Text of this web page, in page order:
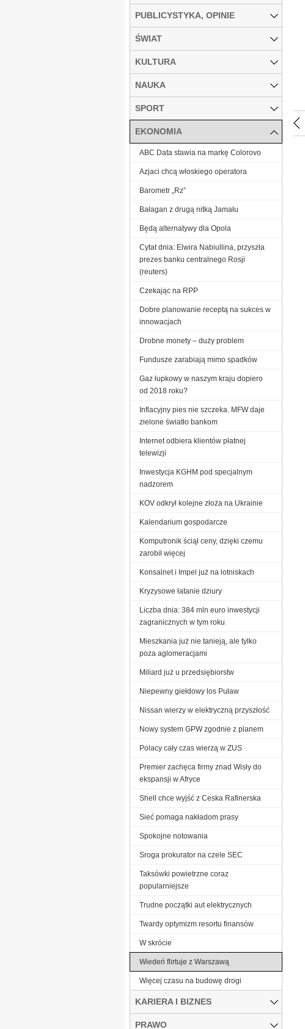
PUBLICYSTYKA, OPINIE
ŚWIAT
KULTURA
NAUKA
SPORT
EKONOMIA
ABC Data stawia na markę Colorovo
Azjaci chcą włoskiego operatora
Barometr „Rz”
Bałagan z drugą nitką Jamału
Będą alternatywy dla Opola
Cytat dnia: Elwira Nabiullina, przyszła
prezes banku centralnego Rosji
(reuters)
Czekając na RPP
Dobre planowanie receptą na sukces w
innowacjach
Drobne monety – duży problem
Fundusze zarabiają mimo spadków
Gaz łupkowy w naszym kraju dopiero
od 2018 roku?
Inflacyjny pies nie szczeka. MFW daje
zielone światło bankom
Internet odbiera klientów płatnej
telewizji
Inwestycja KGHM pod specjalnym
nadzorem
KOV odkrył kolejne złoża na Ukrainie
Kalendarium gospodarcze
Komputronik ściął ceny, dzięki czemu
zarobił więcej
Konsalnet i Impel już na lotniskach
Kryzysowe łatanie dziury
Liczba dnia: 384 mln euro inwestycji
zagranicznych w tym roku
Mieszkania już nie tanieją, ale tylko
poza aglomeracjami
Miliard już u przedsiębiorstw
Niepewny giełdowy los Puław
Nissan wierzy w elektryczną przyszłość
Nowy system GPW zgodnie z planem
Polacy cały czas wierzą w ZUS
Premier zachęca firmy znad Wisły do
ekspansji w Afryce
Shell chce wyjść z Ceska Rafinerska
Sieć pomaga nakładom prasy
Spokojne notowania
Sroga prokurator na czele SEC
Taksówki powietrzne coraz
popularniejsze
Trudne początki aut elektrycznych
Twardy optymizm resortu finansów
W skrócie
Wiedeń flirtuje z Warszawą
Więcej czasu na budowę drogi
KARIERA I BIZNES
PRAWO